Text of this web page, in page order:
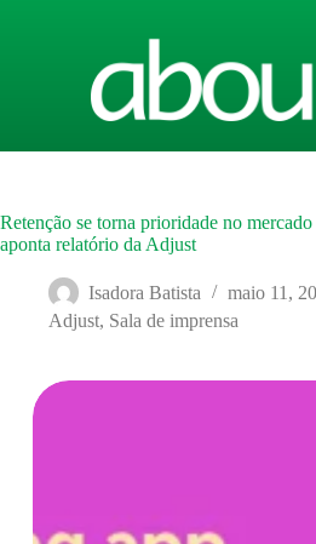
Retenção se torna prioridade no
aponta relatório da Adjust
Isadora Batista
maio 11,
Adjust, Sala de imprensa